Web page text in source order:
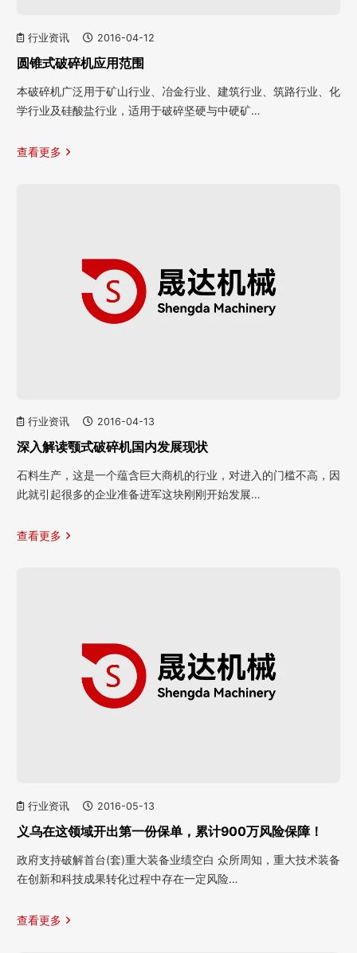
行业资讯 2016-04-12
圆锥式破碎机应用范围
本破碎机广泛用于矿山行业、冶金行业、建筑行业、筑路行业、化
学行业及硅酸盐行业，适用于破碎坚硬与中硬矿…
查看更多
行业资讯 2016-04-13
深入解读颚式破碎机国内发展现状
石料生产，这是一个蕴含巨大商机的行业，对进入的门槛不高，因
此就引起很多的企业准备进军这块刚刚开始发展…
查看更多
行业资讯 2016-05-13
义乌在这领域开出第一份保单，累计900万风险保障！
政府支持破解首台(套)重大装备业绩空白 众所周知，重大技术装备
在创新和科技成果转化过程中存在一定风险…
查看更多